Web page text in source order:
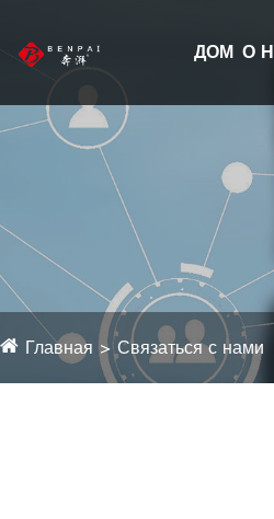
ДОМ О
Главная Связаться с нами